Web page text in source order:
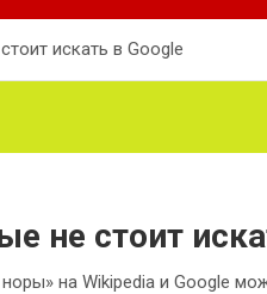
искать в Google
не стоит
на Wikipedia и Google